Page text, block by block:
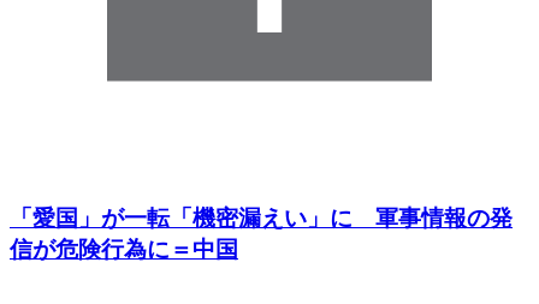
「愛国」が一転「機密漏えい」に 軍事情報の発
信が危険行為に＝中国